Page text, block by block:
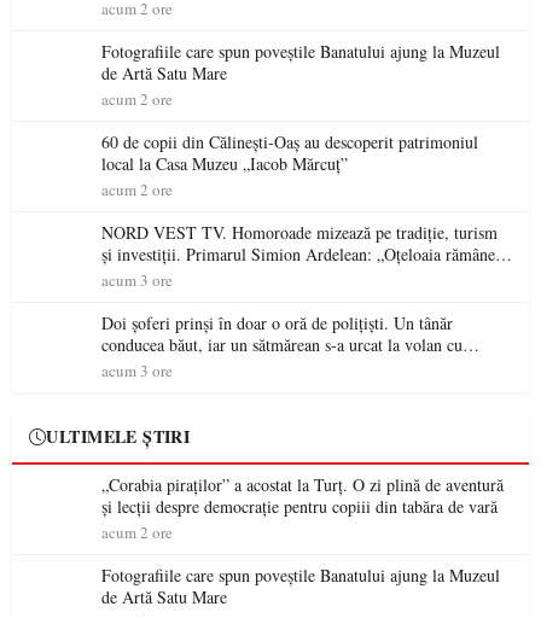
acum 2 ore
Fotografiile care spun poveștile Banatului ajung la Muzeul
de Artă Satu Mare
acum 2 ore
60 de copii din Călinești-Oaș au descoperit patrimoniul
local la Casa Muzeu „Iacob Mărcuț”
acum 2 ore
NORD VEST TV. Homoroade mizează pe tradiție, turism
și investiții. Primarul Simion Ardelean: „Oțeloaia rămâne
un brand al Codrului”
acum 3 ore
Doi șoferi prinși în doar o oră de polițiști. Un tânăr
conducea băut, iar un sătmărean s-a urcat la volan cu
permisul suspendat
acum 3 ore
ULTIMELE ȘTIRI
„Corabia piraților” a acostat la Turț. O zi plină de aventură
și lecții despre democrație pentru copiii din tabăra de vară
acum 2 ore
Fotografiile care spun poveștile Banatului ajung la Muzeul
de Artă Satu Mare